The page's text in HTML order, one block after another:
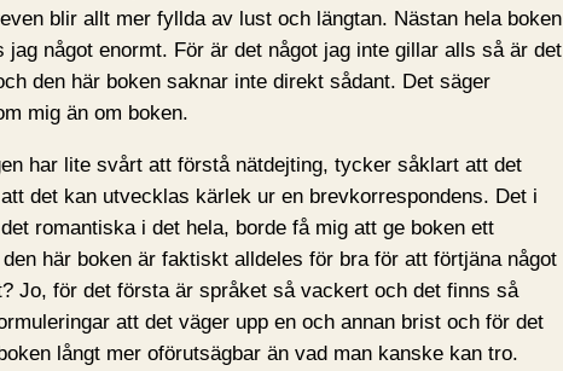
blir allt mer fyllda av lust och längtan. Nästan hela boken
jag något enormt. För är det något jag inte gillar alls så är det
den här boken saknar inte direkt sådant. Det säger
mig än om boken.
har lite svårt att förstå nätdejting, tycker såklart att det
det kan utvecklas kärlek ur en brevkorrespondens. Det i
romantiska i det hela, borde få mig att ge boken ett
här boken är faktiskt alldeles för bra för att förtjäna något
Jo, för det första är språket så vackert och det finns så
att det väger upp en och annan brist och för det
långt mer oförutsägbar än vad man kanske kan tro.